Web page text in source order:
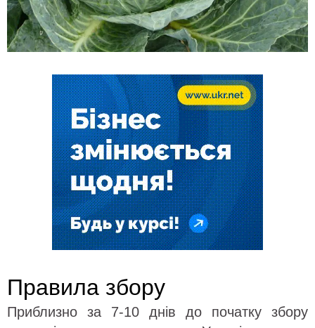
Правила збору
Приблизно за 7-10 днів до початку збору